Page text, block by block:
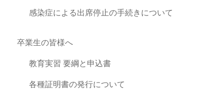
感染症による出席停止の手続きについて
卒業生の皆様へ
教育実習 要綱と申込書
各種証明書の発行について